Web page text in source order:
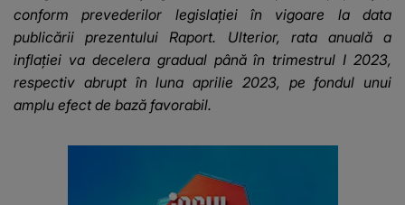
conform prevederilor legislaţiei în vigoare la data
publicării prezentului Raport. Ulterior, rata anuală a
inflaţiei va decelera gradual până în trimestrul I 2023,
respectiv abrupt în luna aprilie 2023, pe fondul unui
amplu efect de bază favorabil.